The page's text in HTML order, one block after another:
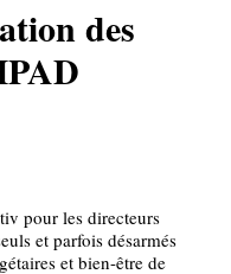
des
pour les directeurs
et parfois désarmés
et bien-être de